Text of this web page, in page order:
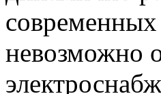
современных
невозможно